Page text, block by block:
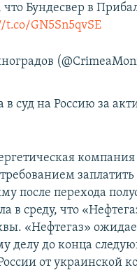
Бундесвер в
GN5Sn5qvSE
в суд на Россию за
после перехода
в среду, что
«Нефтегаз»
делу до конца
от украинской